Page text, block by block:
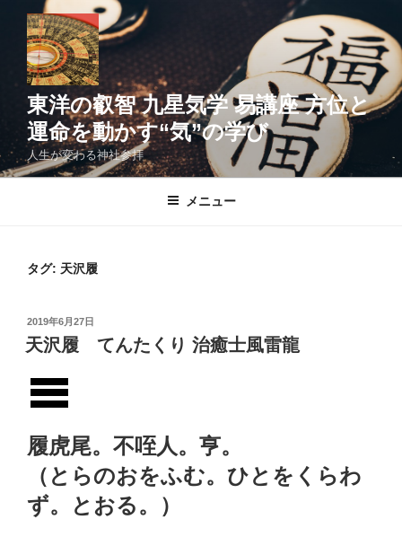
キ
ッ
東洋の叡智 九星気学 易講座 方位と
運命を動かす“気”の学び
人生が変わる神社参拝
メニュー
タグ: 天沢履
投
稿
日:
2019年6月27日
天沢履 てんたくり 治癒士風雷龍
履虎尾。不咥人。亨。
（とらのおをふむ。ひとをくらわ
ず。とおる。）